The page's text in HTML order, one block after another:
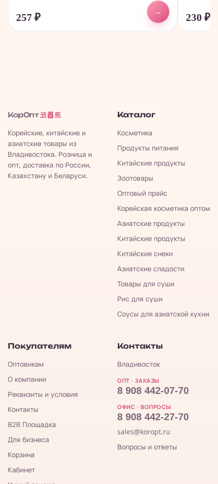
257 ₽
→
230₽
КорОпт 코롭트
Корейские, китайские и
азиатские товары из
Владивостока. Розница и
опт, доставка по России,
Казахстану и Беларуси.
Каталог
Косметика
Продукты питания
Китайские продукты
Зоотовары
Оптовый прайс
Корейская косметика оптом
Азиатские продукты
Китайские продукты
Китайские снеки
Азиатские сладости
Товары для суши
Рис для суши
Соусы для азиатской кухни
Покупателям
Оптовикам
О компании
Реквизиты и условия
Контакты
B2B Площадка
Для бизнеса
Корзина
Кабинет
Контакты
Владивосток
ОПТ · ЗАКАЗЫ
8 908 442-07-70
ОФИС · ВОПРОСЫ
8 908 442-27-70
sales@koropt.ru
Вопросы и ответы